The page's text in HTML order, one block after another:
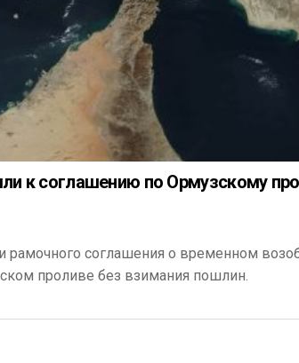
к соглашению по Ормузскому
рамочного соглашения о временном
проливе без взимания пошлин.